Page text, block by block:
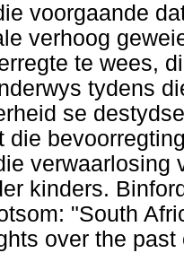
voorgaande
verhoog
te wees,
tydens
se
die
verwaarlosing
kinders.
"South
over the past